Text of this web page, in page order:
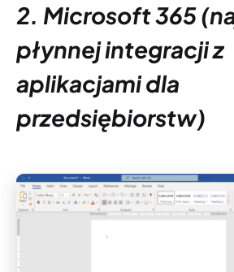
2. Microsoft 365
płynnej integracji z
aplikacjami dla
przedsiębiorstw)